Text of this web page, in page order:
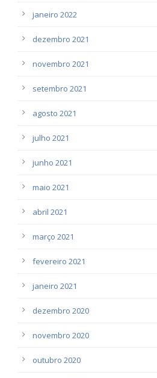
janeiro 2022
dezembro 2021
novembro 2021
setembro 2021
agosto 2021
julho 2021
junho 2021
maio 2021
abril 2021
março 2021
fevereiro 2021
janeiro 2021
dezembro 2020
novembro 2020
outubro 2020